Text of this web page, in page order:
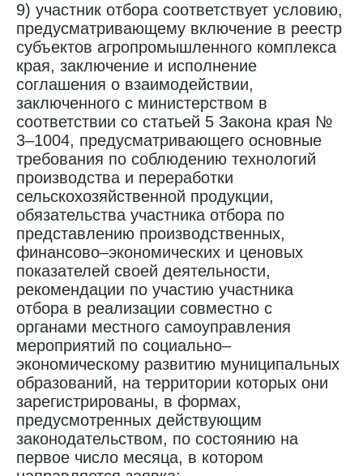
9) участник отбора соответствует условию,
предусматривающему включение в реестр
субъектов агропромышленного комплекса
края, заключение и исполнение
соглашения о взаимодействии,
заключенного с министерством в
соответствии со статьей 5 Закона края №
3–1004, предусматривающего основные
требования по соблюдению технологий
производства и переработки
сельскохозяйственной продукции,
обязательства участника отбора по
представлению производственных,
финансово–экономических и ценовых
показателей своей деятельности,
рекомендации по участию участника
отбора в реализации совместно с
органами местного самоуправления
мероприятий по социально–
экономическому развитию муниципальных
образований, на территории которых они
зарегистрированы, в формах,
предусмотренных действующим
законодательством, по состоянию на
первое число месяца, в котором